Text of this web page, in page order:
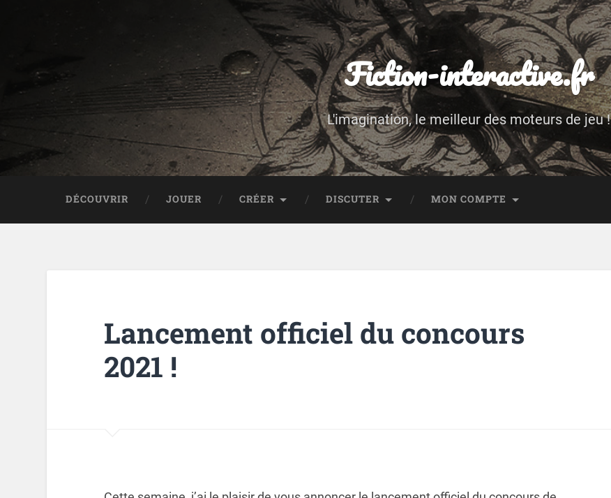
Fiction-interactive.fr
L'imagination, le meilleur des moteurs de jeu !
DÉCOUVRIR JOUER CRÉER DISCUTER MON COMPTE
Lancement officiel du concours
2021 !